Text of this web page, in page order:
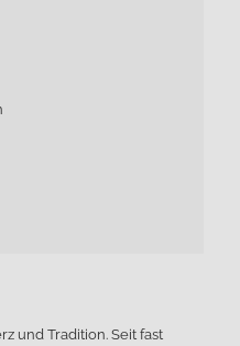
und Tradition. Seit fast